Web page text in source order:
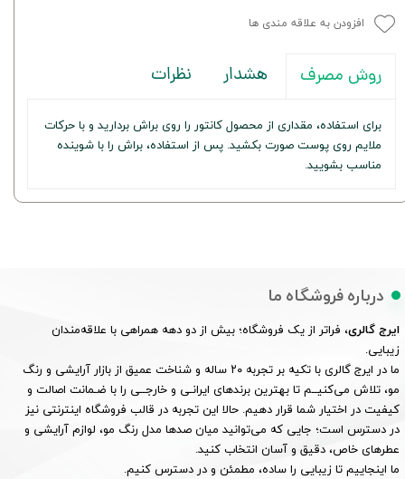
افزودن به علاقه مندی ها
روش مصرف هشدار نظرات
برای استفاده، مقداری از محصول کانتور را روی براش بردارید و با حرکات
ملایم روی پوست صورت بکشید. پس از استفاده، براش را با شوینده
مناسب بشویید.
درباره فروشگاه ما
ایرج گالری، فراتر از یک فروشگاه؛ بیش از دو دهه همراهی با علاقه‌مندان
زیبایی.
ما در ایرج گالری با تکیه بر تجربه ۲۰ ساله و شناخت عمیق از بازار آرایشی و رنگ
مو، تلاش می‌کنیــم تا بهترین برندهای ایرانـی و خارجــی را با ضـمانت اصالت و
کیفیت در اختیار شما قرار دهیم. حالا این تجربه در قالب فروشگاه اینترنتی نیز
در دسترس است؛ جایی که می‌توانید میان صدها مدل رنگ مو، لوازم آرایشی و
عطرهای خاص، دقیق و آسان انتخاب کنید.
ما اینجاییم تا زیبایی را ساده، مطمئن و در دسترس کنیم.